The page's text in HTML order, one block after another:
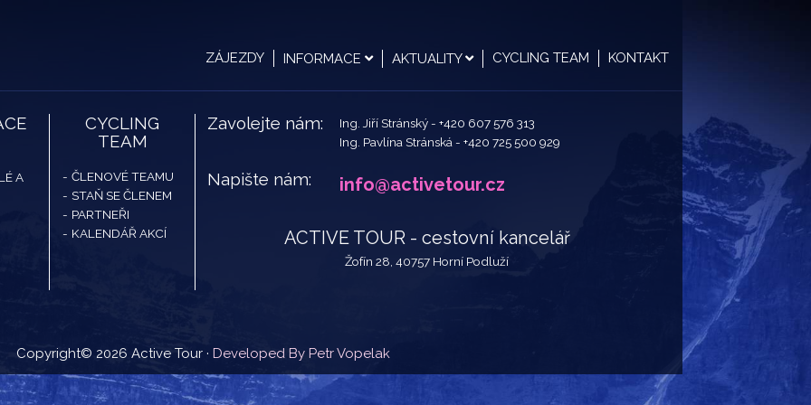
ZÁJEZDY INFORMACE AKTUALITY CYCLING TEAM KONTAKT
A
CYCLING
TEAM
ČLENOVÉ TEAMU
STAŇ SE ČLENEM
PARTNEŘI
KALENDÁŘ AKCÍ
Zavolejte nám: Ing. Jiří Stránský - +420 607 576 313
Ing. Pavlína Stránská - +420 725 500 929
Napište nám: info@activetour.cz
ACTIVE TOUR - cestovní kancelář
Žofín 28, 40757 Horní Podluží
Copyright© 2026 Active Tour · Developed By Petr Vopelak